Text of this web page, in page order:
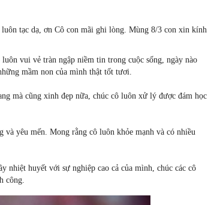
tạc dạ, ơn Cô con mãi ghi lòng. Mùng 8/3 con xin kính
vui vẻ tràn ngập niềm tin trong cuộc sống, ngày nào
mầm non của mình thật tốt tươi.
mà cũng xinh đẹp nữa, chúc cô luôn xử lý được đám học
yêu mến. Mong rằng cô luôn khỏe mạnh và có nhiều
nhiệt huyết với sự nghiệp cao cả của mình, chúc các cô
công.